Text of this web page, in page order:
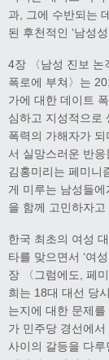
과, 그에 수반되는
된 후천적인 ‘남성
4장 〈남성 진보 논
폭로에 부쳐〉는
가에 대한 데이트
심하고 지성적으로
폭력의 가해자가
서 실망스러운 반
김홍미리는 페미니
게 미루는 남성들
을 함께 고민하자고
한국 최초의 여성
타를 맞으면서 ‘여
장 〈그럼에도, 페
희는 18대 대선 당
는지에 대한 문제
가 민주당 경선에
사이의 갈등을 다